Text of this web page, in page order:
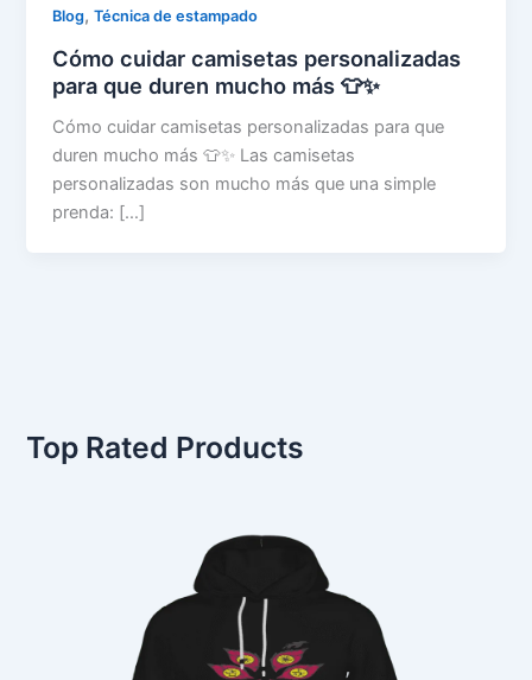
Blog,Técnica de estampado
Cómo cuidar camisetas personalizadas
para que duren mucho más 👕✨
Cómo cuidar camisetas personalizadas para que
duren mucho más 👕✨ Las camisetas
personalizadas son mucho más que una simple
prenda: […]
Top Rated Products